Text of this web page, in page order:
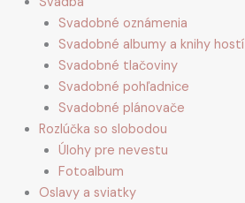
Svadobné oznámenia
Svadobné albumy a knihy hostí
Svadobné tlačoviny
Svadobné pohľadnice
Svadobné plánovače
Rozlúčka so slobodou
Úlohy pre nevestu
Fotoalbum
Oslavy a sviatky